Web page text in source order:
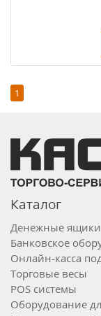
1
Каталог
Денежные ящики
Банковское
Онлайн-касса
Торговые весы
POS системы
Оборудование